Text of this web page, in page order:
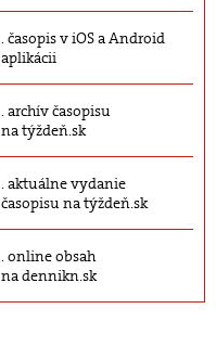
časopis v iOS a Android
aplikácii
archív časopisu
na týždeň.sk
aktuálne vydanie
časopisu na týždeň.sk
online obsah
na dennikn.sk